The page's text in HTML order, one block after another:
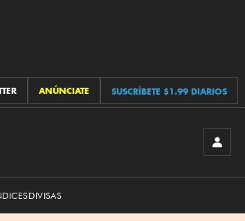
ANÚNCIATE SUSCRÍBETE $1.99 DIARIOS
DIVISAS